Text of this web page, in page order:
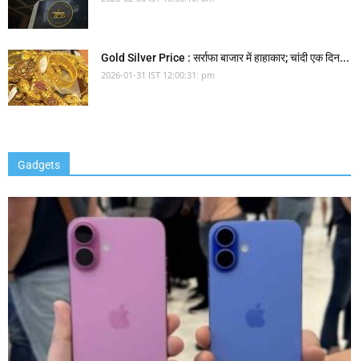
Gold Silver Price : सर्राफा बाजार में हाहाकार; चांदी एक दिन...
2026-01-31 IST 12:00:31: pm
Gadgets